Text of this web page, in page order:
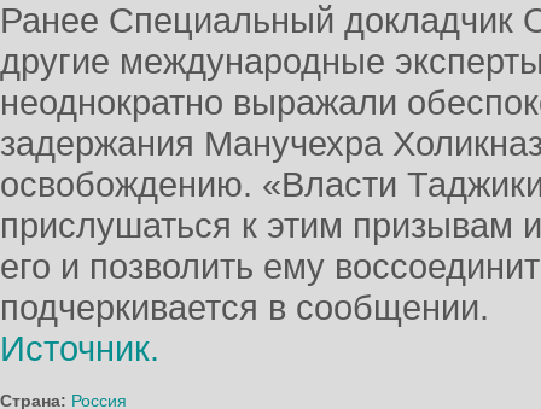
Ранее Специальный докладчик
другие международные
неоднократно выражали
задержания Манучехра
освобождению. «Власти
прислушаться к этим призывам
его и позволить ему
подчеркивается в сообщении.
Источник.
Страна: Россия